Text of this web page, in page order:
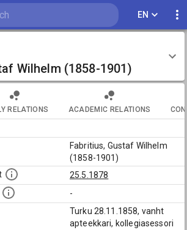
EN
Wilhelm (1858-1901)
RELATIONS ACADEMIC RELATIONS
Fabritius, Gustaf Wilhelm
(1858-1901)
25.5.1878
-
Turku 28.11.1858, vanht
apteekkari, kollegiasessori